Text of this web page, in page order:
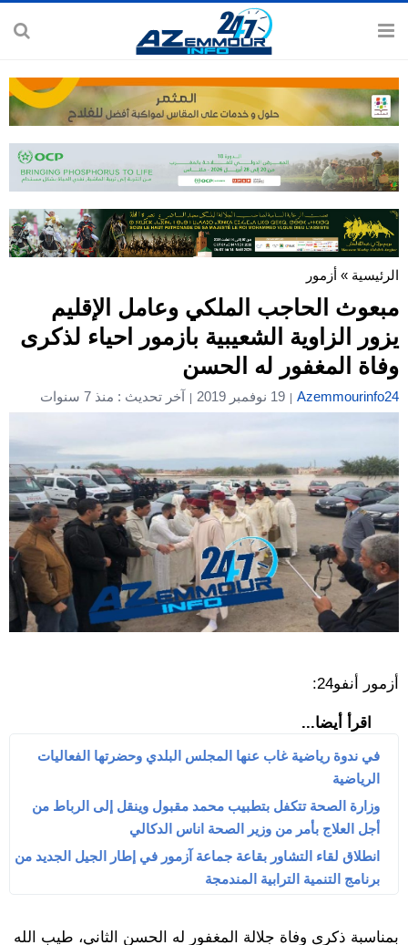
الرئيسية » أزمور
مبعوث الحاجب الملكي وعامل الإقليم
يزور الزاوية الشعيبية بازمور احياء لذكرى
وفاة المغفور له الحسن
Azemmourinfo24 19 نوفمبر 2019 آخر تحديث : منذ 7 سنوات
أزمور أنفو24:
اقرأ أيضا...
في ندوة رياضية غاب عنها المجلس البلدي وحضرتها الفعاليات
الرياضية
وزارة الصحة تتكفل بتطبيب محمد مقبول وينقل إلى الرباط من
أجل العلاج بأمر من وزير الصحة اناس الدكالي
انطلاق لقاء التشاور بقاعة جماعة آزمور في إطار الجيل الجديد من
برنامج التنمية الترابية المندمجة
بمناسبة ذكرى وفاة جلالة المغفور له الحسن الثاني، طيب الله